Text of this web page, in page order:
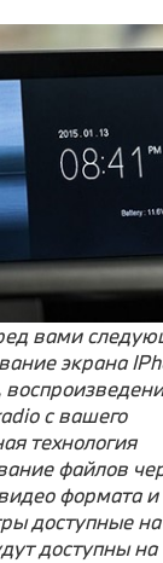
вами
экрана
с вашего
технология
файлов
формата и
доступные на
доступны на